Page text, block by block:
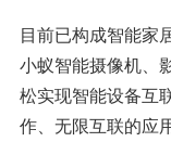
目前已构成智能家
小蚁智能摄像机、
松实现智能设备互
作、无限互联的应